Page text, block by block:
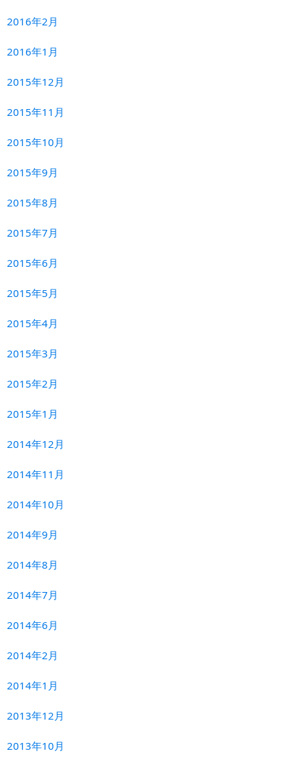
2016年2月
2016年1月
2015年12月
2015年11月
2015年10月
2015年9月
2015年8月
2015年7月
2015年6月
2015年5月
2015年4月
2015年3月
2015年2月
2015年1月
2014年12月
2014年11月
2014年10月
2014年9月
2014年8月
2014年7月
2014年6月
2014年2月
2014年1月
2013年12月
2013年10月